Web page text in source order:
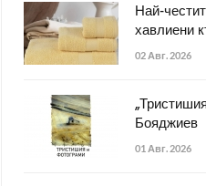
Най-
хавлиени
02 Авг. 2026
Бояджиев
01 Авг. 2026